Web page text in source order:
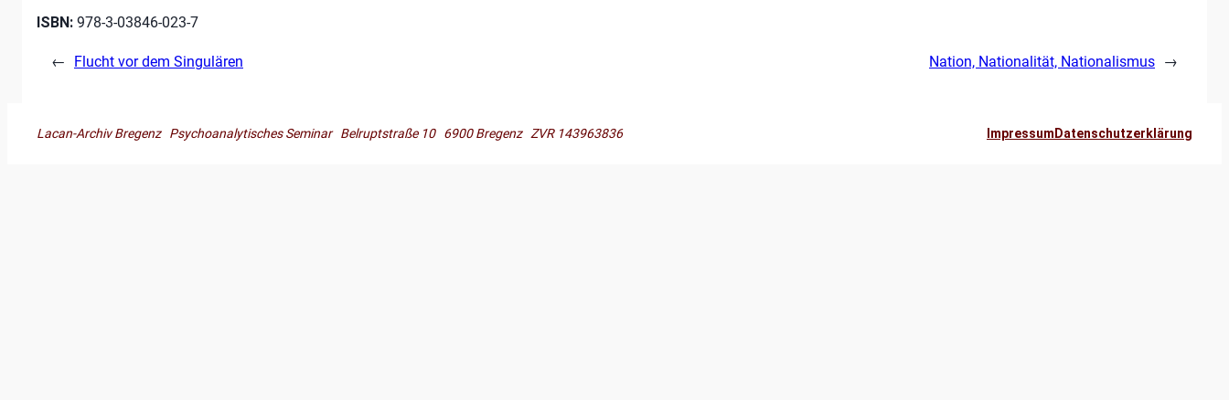
ISBN: 978-3-03846-023-7
← Flucht vor dem Singulären Nation, Nationalität, Nationalismus →
Lacan-Archiv Bregenz Psychoanalytisches Seminar Belruptstraße 10 6900 Bregenz ZVR 143963836 Impressum Datenschutzerklärung